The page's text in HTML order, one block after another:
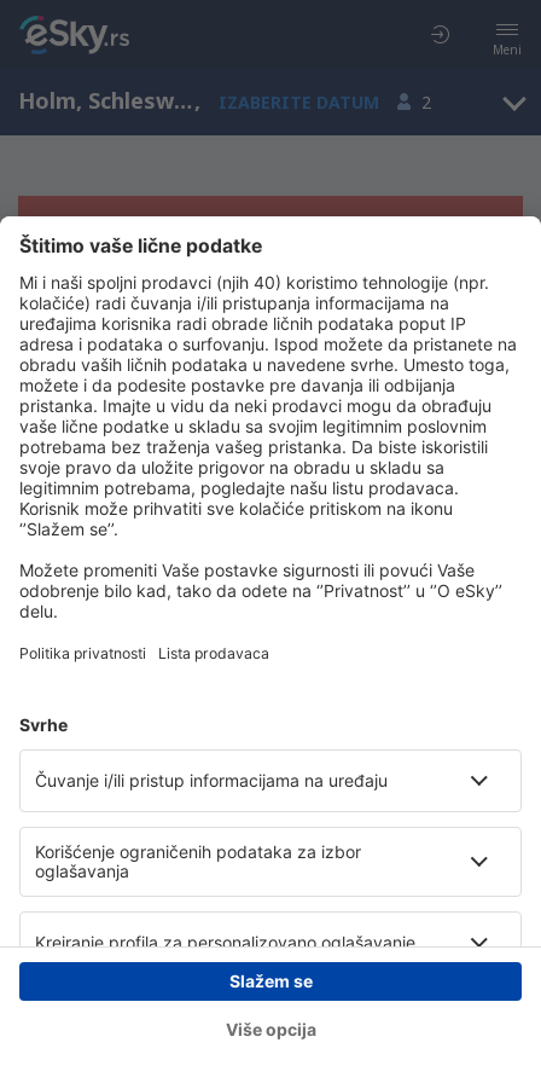
Meni
Holm, Schleswig-Holstein, Nemačka, IZABERITE DATUM 2
Žao nam je, ne možemo da prikažemo
rezultate
Pokušajte još jednom kad izaberete druge kriterijume
Copyright © eSky.rs. Sva prava zadržana.